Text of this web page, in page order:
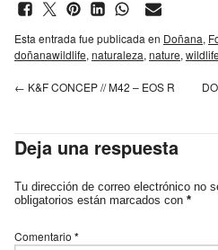
Esta entrada fue publicada en Doñana,
doñanawildlife, naturaleza, nature, wildlife
← K&F CONCEP // M42 – EOS R
Deja una respuesta
Tu dirección de correo electrónico no
obligatorios están marcados con *
Comentario *